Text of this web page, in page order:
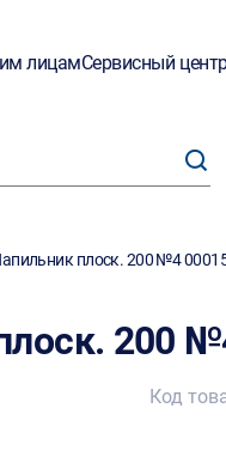
лицамСервисный
плоск. 200 №4
200
Код